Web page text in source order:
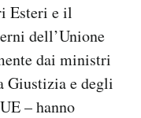
Esteri e il
dell’Unione
dai ministri
Giustizia e degli
– hanno